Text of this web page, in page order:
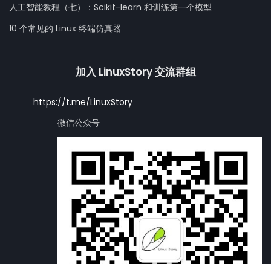
人工智能教程（七）：Scikit-learn 和训练第一个模型
10 个常见的 Linux 终端仿真器
加入 LinuxStory 交流群组
https://t.me/LinuxStory
微信公众号